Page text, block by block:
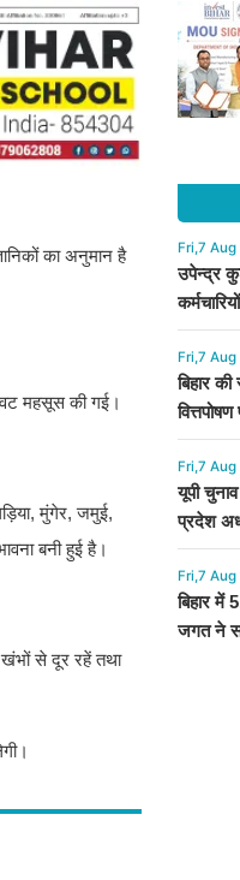
का अनुमान है
महसूस की गई।
मुंगेर, जमुई,
बनी हुई है।
से दूर रहें तथा
Fri,7
उपेन्द्र
Fri,7
बिहार
समझौता
Fri,7
यूपी
प्रदेश
Fri,7
बिहार में
जगत ने